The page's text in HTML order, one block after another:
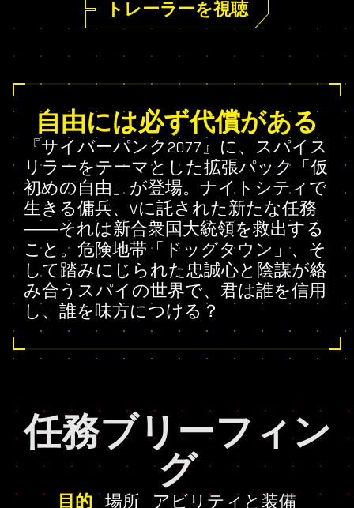
トレーラーを視聴
自由には必ず代償がある
『サイバーパンク2077』に、スパイス
リラーをテーマとした拡張パック「仮
初めの自由」が登場。ナイトシティで
生きる傭兵、Vに託された新たな任務
――それは新合衆国大統領を救出する
こと。危険地帯「ドッグタウン」、そ
して踏みにじられた忠誠心と陰謀が絡
み合うスパイの世界で、君は誰を信用
し、誰を味方につける？
任務ブリーフィン
グ
目的 場所 アビリティと装備